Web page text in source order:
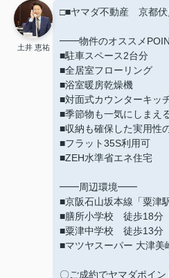
土井 恵祐
□■ヤマダ不動産 京都伏
━━物件のオススメ
■駐車スペース2台分
■全居室フローリング
■浴室暖房乾燥機
■対面式カウンターキッ
■季節物も一気にしまえ
■収納も確保した実用性
■フラット35S利用可
■ZEH水準省エネ住宅
━━周辺環境━━
■京阪石山坂本線「粟津
■膳所小学校 徒歩18分
■粟津中学校 徒歩13分
■マツヤスーパー 大津
〇ご成約でヤマダポイ